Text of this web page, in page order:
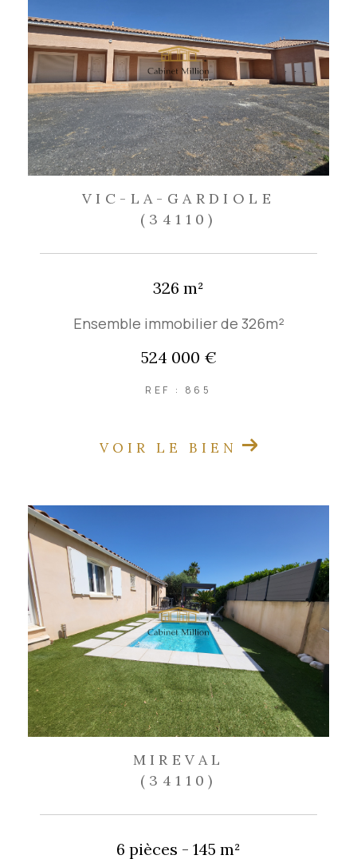
VIC-LA-GARDIOLE
(34110)
326 m²
Ensemble immobilier de 326m²
524 000 €
REF : 865
VOIR LE BIEN
MIREVAL
(34110)
6 pièces - 145 m²